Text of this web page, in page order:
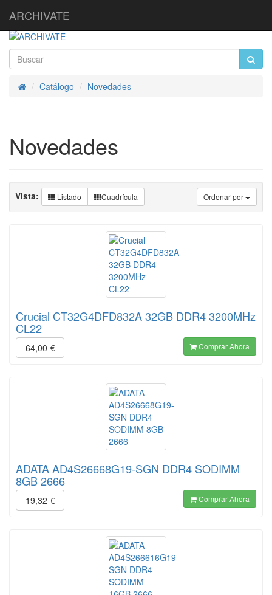
ARCHIVATE
InicioCatálogo Novedades
Novedades
Ordenar por
Vista: Listado Cuadrícula
Crucial CT32G4DFD832A 32GB DDR4 3200MHz
CL22
64,00 € Comprar Ahora
ADATA AD4S26668G19-SGN DDR4 SODIMM
8GB 2666
19,32 € Comprar Ahora